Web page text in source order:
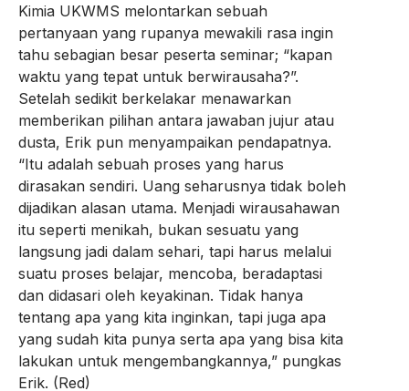
Kimia UKWMS melontarkan sebuah
pertanyaan yang rupanya mewakili rasa ingin
tahu sebagian besar peserta seminar; “kapan
waktu yang tepat untuk berwirausaha?”.
Setelah sedikit berkelakar menawarkan
memberikan pilihan antara jawaban jujur atau
dusta, Erik pun menyampaikan pendapatnya.
“Itu adalah sebuah proses yang harus
dirasakan sendiri. Uang seharusnya tidak boleh
dijadikan alasan utama. Menjadi wirausahawan
itu seperti menikah, bukan sesuatu yang
langsung jadi dalam sehari, tapi harus melalui
suatu proses belajar, mencoba, beradaptasi
dan didasari oleh keyakinan. Tidak hanya
tentang apa yang kita inginkan, tapi juga apa
yang sudah kita punya serta apa yang bisa kita
lakukan untuk mengembangkannya,” pungkas
Erik. (Red)